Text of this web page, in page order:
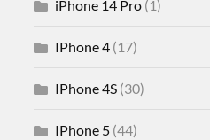
iPhone 14 Pro (1)
IPhone 4 (17)
IPhone 4S (30)
IPhone 5 (44)